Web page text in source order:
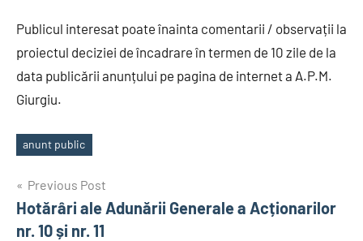
Publicul interesat poate înainta comentarii / observații la
proiectul deciziei de încadrare în termen de 10 zile de la
data publicării anunțului pe pagina de internet a A.P.M.
Giurgiu.
Tags
anunt public
Post
navigation
Previous Post
Hotărâri ale Adunării Generale a Acționarilor
nr. 10 și nr. 11